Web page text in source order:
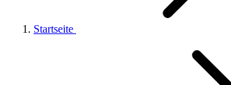
Startseite